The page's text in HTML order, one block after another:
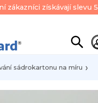
zákazníci získávají slevu
sádrokartonu na míru